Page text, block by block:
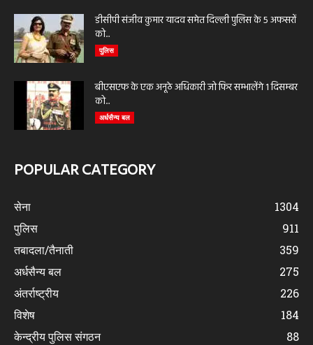
डीसीपी संजीव कुमार यादव समेत दिल्ली पुलिस के 5 अफसरों
को...
पुलिस
बीएसएफ के एक अनूठे अधिकारी जो फिर सम्भालेंगे 1 दिसम्बर
को...
अर्धसैन्य बल
POPULAR CATEGORY
सेना
1304
पुलिस
911
तबादला/तैनाती
359
अर्धसैन्य बल
275
अंतर्राष्ट्रीय
226
विशेष
184
केन्द्रीय पुलिस संगठन
88